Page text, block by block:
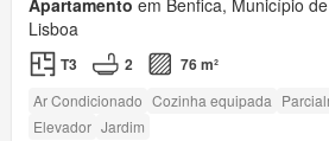
Apartamento em Benfica, Município
Lisboa
T3 2 76 m²
Ar Condicionado Cozinha equipada
Elevador Jardim